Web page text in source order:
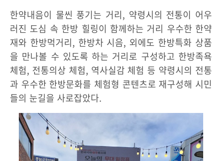
한약내음이 물씬 풍기는 거리, 약령시의 전통이 어우
러진 도심 속 한방 힐링이 함께하는 거리 우수한 한약
재와 한방먹거리, 한방차 시음, 외에도 한방특화 상품
을 만나볼 수 있도록 하는 거리로 구성하고 한방족욕
체험, 전통의상 체험, 역사실감 체험 등 약령시의 전통
과 우수한 한방문화를 체험형 콘텐츠로 재구성해 시민
들의 눈길을 사로잡았다.